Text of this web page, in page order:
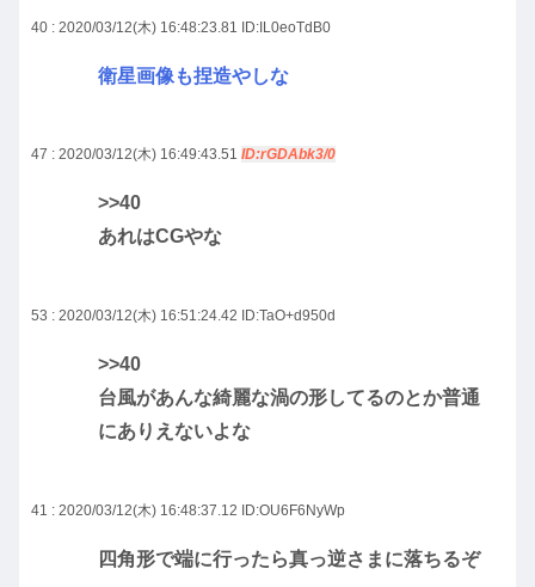
40 : 2020/03/12(木) 16:48:23.81 ID:IL0eoTdB0
衛星画像も捏造やしな
47 : 2020/03/12(木) 16:49:43.51 ID:rGDAbk3/0
>>40
あれはCGやな
53 : 2020/03/12(木) 16:51:24.42 ID:TaO+d950d
>>40
台風があんな綺麗な渦の形してるのとか普通
にありえないよな
41 : 2020/03/12(木) 16:48:37.12 ID:OU6F6NyWp
四角形で端に行ったら真っ逆さまに落ちるぞ